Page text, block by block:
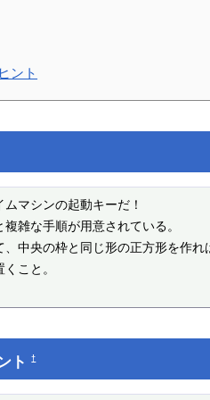
ント
マシンの起動キーだ！
雑な手順が用意されている。
中央の枠と同じ形の正方形を作れ
こと。
ト†